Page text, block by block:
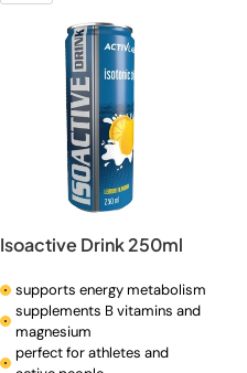
Isoactive Drink 250ml
supports energy metabolism
supplements B vitamins and
magnesium
perfect for athletes and